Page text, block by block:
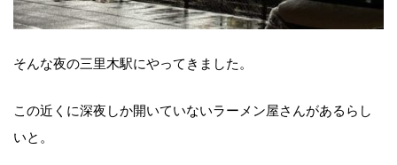
そんな夜の三里木駅にやってきました。
この近くに深夜しか開いていないラーメン屋さんがあるらし
いと。